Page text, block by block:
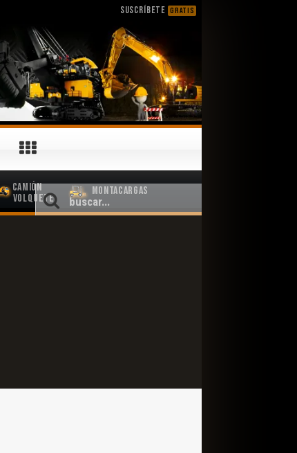
SUSCRÍBETE GRATIS
Camión
Volquete
Montacargas